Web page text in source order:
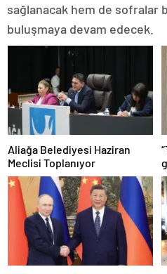
sağlanacak hem de sofralar
buluşmaya devam edecek.
Aliağa Belediyesi Haziran
Meclisi Toplanıyor